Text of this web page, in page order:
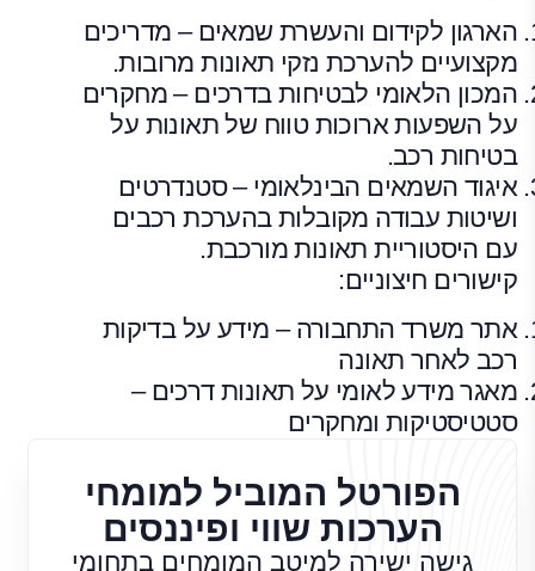
הארגון לקידום והעשרת שמאים – מדריכים
מקצועיים להערכת נזקי תאונות מרובות.
המכון הלאומי לבטיחות בדרכים – מחקרים
על השפעות ארוכות טווח של תאונות על
בטיחות רכב.
איגוד השמאים הבינלאומי – סטנדרטים
ושיטות עבודה מקובלות בהערכת רכבים
עם היסטוריית תאונות מורכבת.
קישורים חיצוניים:
אתר משרד התחבורה – מידע על בדיקות
רכב לאחר תאונה
מאגר מידע לאומי על תאונות דרכים –
סטטיסטיקות ומחקרים
הפורטל המוביל למומחי
הערכות שווי ופיננסים
גישה ישירה למיטב המומחים בתחומי